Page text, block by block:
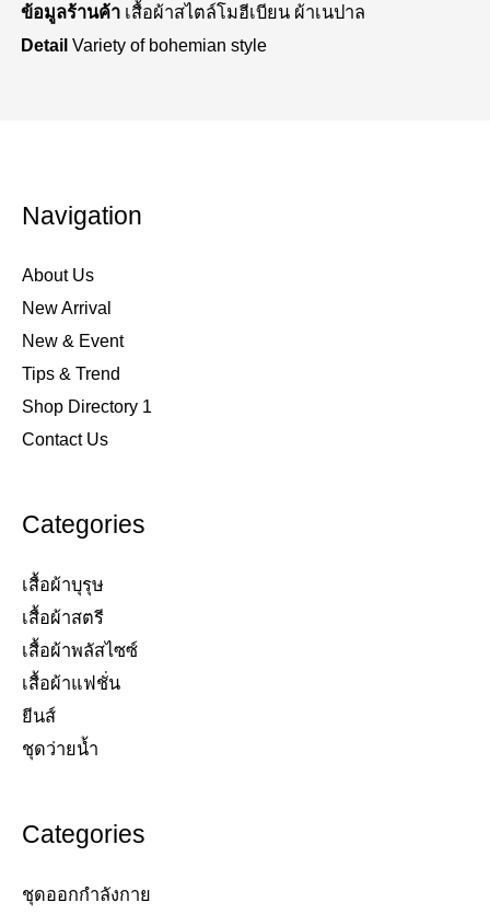
ข้อมูลร้านค้าเสื้อผ้าสไตล์โมฮีเบียน ผ้าเนปาล
DetailVariety of bohemian style
Navigation
About Us
New Arrival
New & Event
Tips & Trend
Shop Directory 1
Contact Us
Categories
เสื้อผ้าบุรุษ
เสื้อผ้าสตรี​
เสื้อผ้าพลัสไซซ์​
เสื้อผ้าแฟชั่น​
ยีนส์​
ชุดว่ายน้ำ​
Categories
ชุดออกกำลังกาย